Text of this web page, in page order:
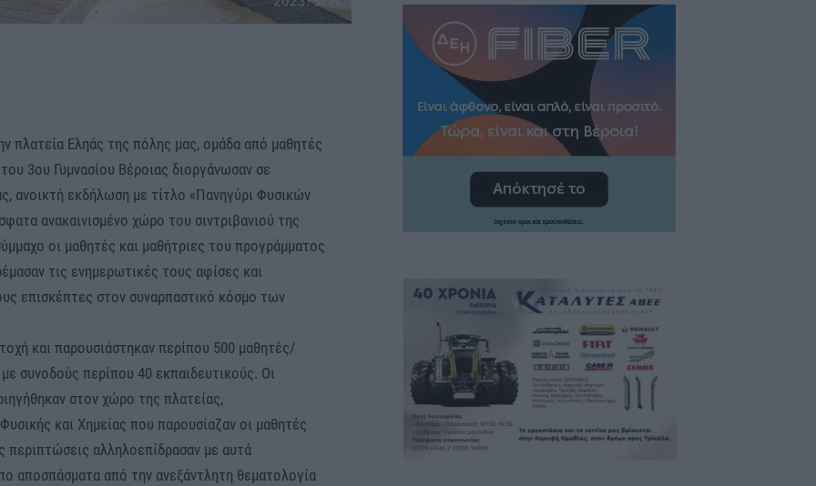
πλατεία Εληάς της πόλης μας, ομάδα από μαθητές
3ου Γυμνασίου Βέροιας διοργάνωσαν σε
ανοικτή εκδήλωση με τίτλο «Πανηγύρι Φυσικών
ανακαινισμένο χώρο του σιντριβανιού της
οι μαθητές και μαθήτριες του προγράμματος
τις ενημερωτικές τους αφίσες και
επισκέπτες στον συναρπαστικό κόσμο των
και παρουσιάστηκαν περίπου 500 μαθητές/
συνοδούς περίπου 40 εκπαιδευτικούς. Οι
στον χώρο της πλατείας,
και Χημείας που παρουσίαζαν οι μαθητές
περιπτώσεις αλληλοεπίδρασαν με αυτά
αποσπάσματα από την ανεξάντλητη θεματολογία